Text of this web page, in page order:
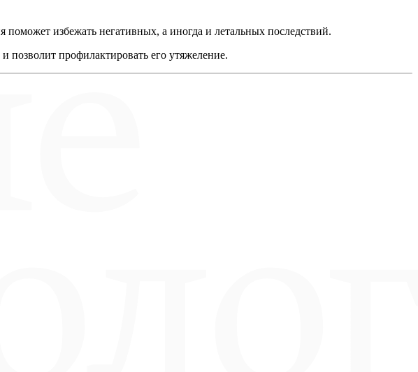
поможет избежать негативных, а иногда и летальных последствий.
позволит профилактировать его утяжеление.